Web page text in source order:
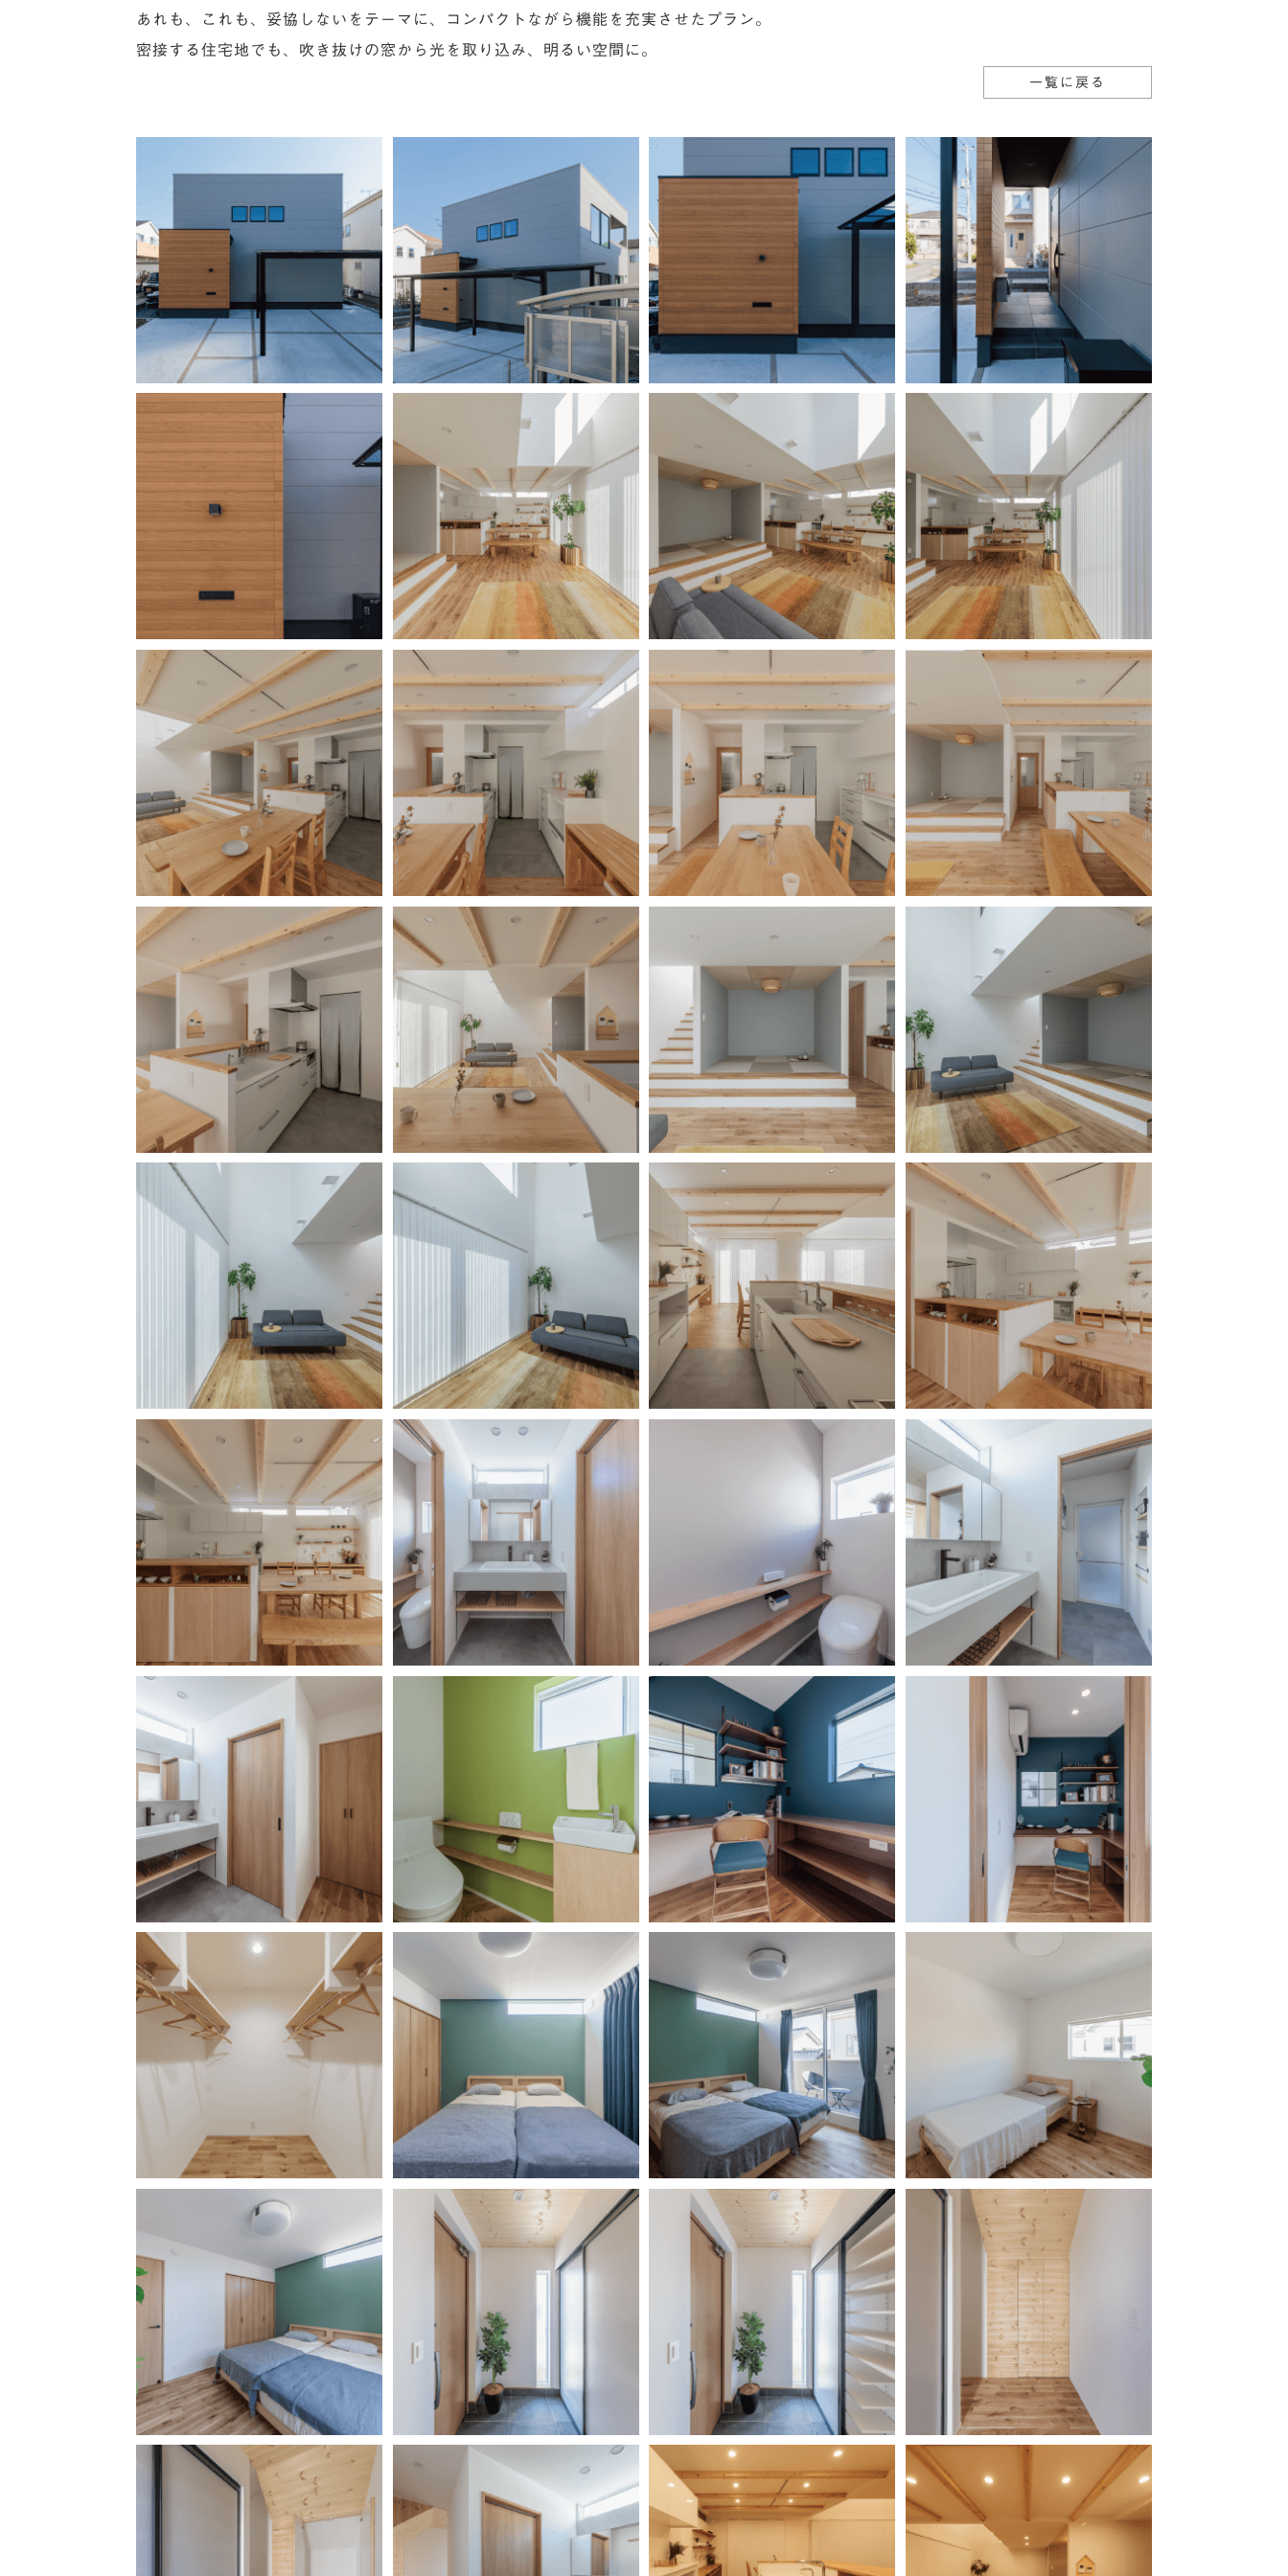
あれも、これも、妥協しないをテーマに、コンパクトながら機能を充実させたプラン。
密接する住宅地でも、吹き抜けの窓から光を取り込み、明るい空間に。
一覧に戻る